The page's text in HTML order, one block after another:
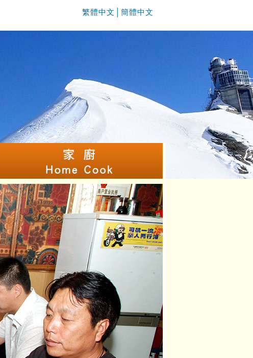
繁體中文 簡體中文